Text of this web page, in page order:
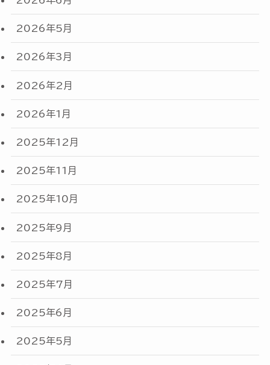
2026年5月
2026年3月
2026年2月
2026年1月
2025年12月
2025年11月
2025年10月
2025年9月
2025年8月
2025年7月
2025年6月
2025年5月